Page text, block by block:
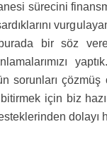
sürecini
bir söz
sorunları
için biz
dolayı